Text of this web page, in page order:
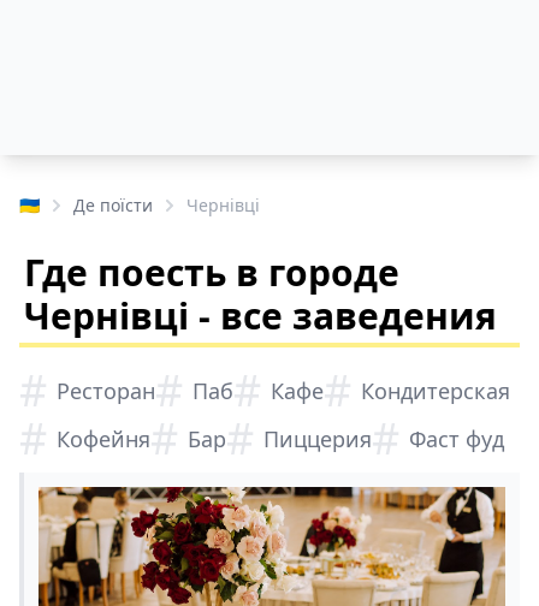
🇺🇦 Де поїсти Чернівці
Где поесть в городе
Чернівці - все заведения
# Ресторан# Паб# Кафе# Кондитерская
# Кофейня# Бар# Пиццерия# Фаст фуд